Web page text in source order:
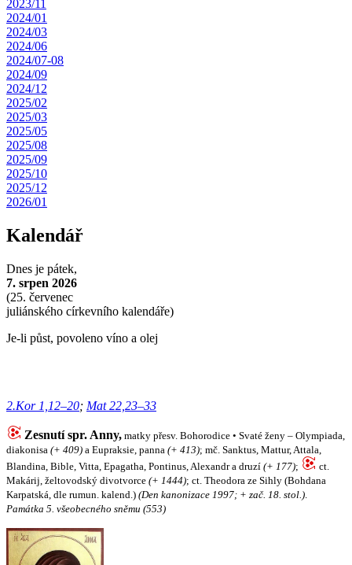
2023/11
2024/01
2024/03
2024/06
2024/07-08
2024/09
2024/12
2025/02
2025/03
2025/05
2025/08
2025/09
2025/10
2025/12
2026/01
Kalendář
Dnes je pátek,
7. srpen 2026
(25. červenec
juliánského církevního kalendáře)
Je-li půst, povoleno víno a olej
2.Kor 1,12–20; Mat 22,23–33
Zesnutí spr. Anny, matky přesv. Bohorodice • Svaté ženy – Olympiada,
diakonisa (+ 409) a Eupraksie, panna (+ 413); mč. Sanktus, Mattur, Attala,
Blandina, Bible, Vitta, Epagatha, Pontinus, Alexandr a druzí (+ 177);
ct.
Makárij, želtovodský divotvorce (+ 1444); ct. Theodora ze Sihly (Bohdana
Karpatská, dle rumun. kalend.) (Den kanonizace 1997; + zač. 18. stol.).
Památka 5. všeobecného sněmu (553)